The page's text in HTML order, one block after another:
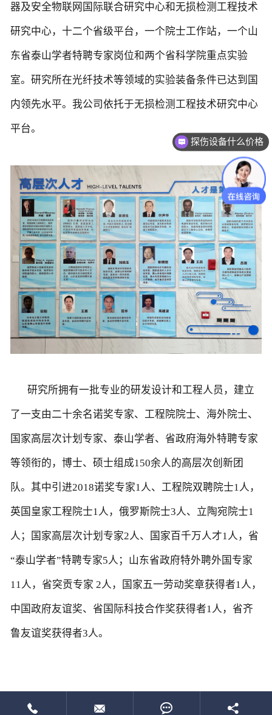
器及安全物联网国际联合研究中心和无损检测工程技术
研究中心，十二个省级平台，一个院士工作站，一个山
东省泰山学者特聘专家岗位和两个省科学院重点实验
室。研究所在光纤技术等领域的实验装备条件已达到国
内领先水平。我公司依托于无损检测工程技术研究中心
平台。
研究所拥有一批专业的研发设计和工程人员，建立
了一支由二十余名诺奖专家、工程院院士、海外院士、
国家高层次计划专家、泰山学者、省政府海外特聘专家
等领衔的，博士、硕士组成150余人的高层次创新团
队。其中引进2018诺奖专家1人、工程院双聘院士1人，
英国皇家工程院士1人，俄罗斯院士3人、立陶宛院士1
人；国家高层次计划专家2人、国家百千万人才1人，省
“泰山学者”特聘专家5人；山东省政府特外聘外国专家
11人，省突贡专家 2人，国家五一劳动奖章获得者1人，
中国政府友谊奖、省国际科技合作奖获得者1人，省齐
鲁友谊奖获得者3人。
   
探伤设备什么价格